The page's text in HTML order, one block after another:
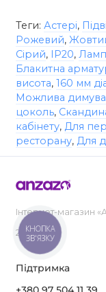
Теги: Астері,
Рожевий,
Сірий, IP20,
Блакитна
висота, 160 мм
Можлива
цоколь,
кабінету, Для
ресторану, Для
Інтернет-магазин
2019-2026
Підтримка
+380 97 504 11 39
КНОПКА
ЗВ'ЯЗКУ